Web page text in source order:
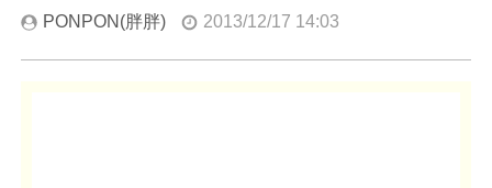
PONPON(胖胖) 2013/12/17 14:03